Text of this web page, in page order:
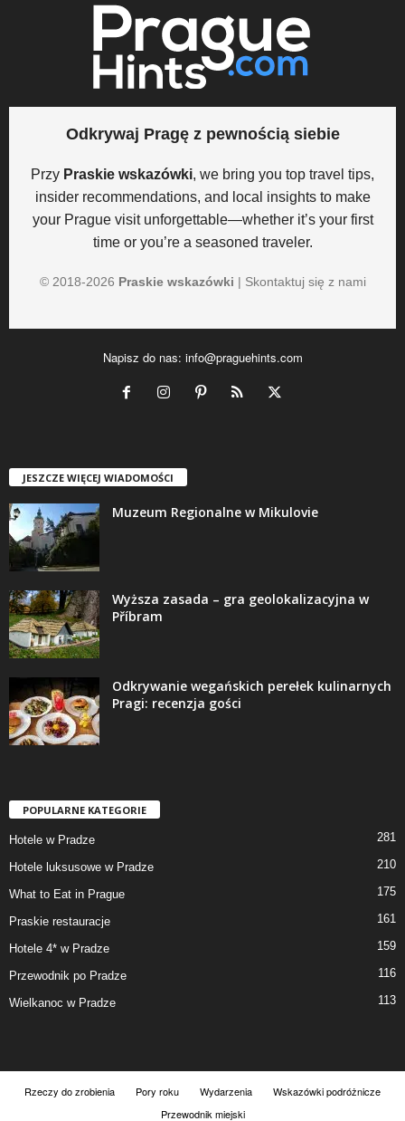
Odkrywaj Pragę z pewnością siebie
Przy Praskie wskazówki, we bring you top travel tips,
insider recommendations, and local insights to make
your Prague visit unforgettable—whether it’s your first
time or you’re a seasoned traveler.
© 2018-2026 Praskie wskazówki | Skontaktuj się z nami
Napisz do nas: info@praguehints.com
JESZCZE WIĘCEJ WIADOMOŚCI
Muzeum Regionalne w Mikulovie
Wyższa zasada – gra geolokalizacyjna w
Příbram
Odkrywanie wegańskich perełek kulinarnych
Pragi: recenzja gości
POPULARNE KATEGORIE
Hotele w Pradze 281
Hotele luksusowe w Pradze 210
What to Eat in Prague 175
Praskie restauracje 161
Hotele 4* w Pradze 159
Przewodnik po Pradze 116
Wielkanoc w Pradze 113
Rzeczy do zrobienia Pory roku Wydarzenia
Wskazówki podróżnicze
Przewodnik miejski